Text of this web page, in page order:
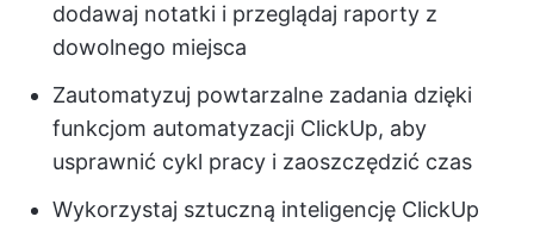
dodawaj notatki i przeglądaj raporty z
dowolnego miejsca
Zautomatyzuj powtarzalne zadania dzięki
funkcjom automatyzacji ClickUp, aby
usprawnić cykl pracy i zaoszczędzić czas
Wykorzystaj sztuczną inteligencję ClickUp